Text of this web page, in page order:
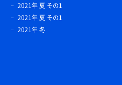
2021年 夏 その1
2021年 夏 その1
2021年 冬